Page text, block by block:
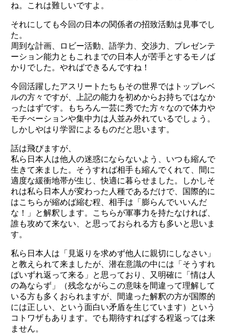
ね。これは難しいですよ。
それにしても今回の日本の関係者の招致活動は見事でし
た。
周到な計画、ロビー活動、語学力、交渉力、プレゼンテ
ーション能力ともこれまでの日本人が苦手とするモノば
かりでした。やればできるんですね！
今回活躍したアスリートたちもその世界ではトップレベ
ルの方々ですが、上記の能力を初めからお持ちではなか
ったはずです。もちろん一芸に秀でた方々なので体力や
モチべーションや集中力は人並み外れているでしょう。
しかしやはり学習によるものだと思います。
話は飛びますが、
私ら日本人は他人の迷惑にならないよう、いつも縮んで
生きて来ました。そうすれば相手も縮んでくれて、間に
適度な緩衝地帯が生じ、快適に暮らせました。しかしそ
れは私ら日本人が変わった人種であるだけで、国際的に
はこちらが縮めば縮む程、相手は「膨らんでいいんだ
な！」と解釈します。こちらが軍事力を持たなければ、
誰も攻めて来ない、と思っておられる方も多いと思いま
す。
私ら日本人は「見返りを求めず他人に親切にしなさい」
と教えられて来ましたが、潜在意識の中には「そうすれ
ばいずれ返って来る」と思っており、又明確に「情は人
の為ならず」（残念ながらこの意味を間違って理解して
いる方も多くおられますが、間違った解釈の方が国際的
には正しい、という面白い矛盾を生じています）という
コトワザもあります。でも期待すればする程返っては来
ません。